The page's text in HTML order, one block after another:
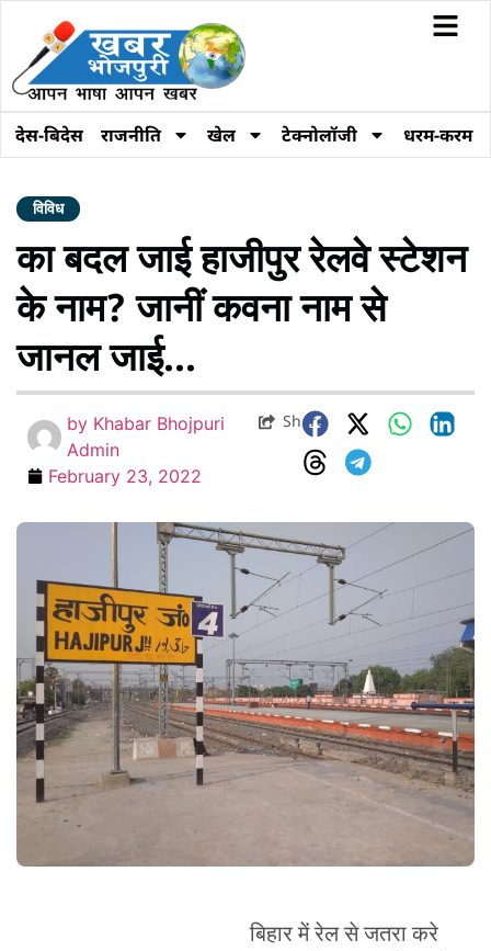
देस-बिदेस राजनीति खेल टेक्नोलॉजी धरम-करम
विविध
का बदल जाई हाजीपुर रेलवे स्टेशन
के नाम? जानीं कवना नाम से
जानल जाई…
by Khabar Bhojpuri
Admin
February 23, 2022
Share
बिहार में रेल से जतरा करे